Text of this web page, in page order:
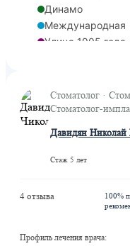
Динамо
Международная
Улица 1905 года
Деловой центр
Шелепиха
Хорошевская
Шелепиха
ЦСКА
Стоматолог ·
Стоматолог-
Давидян Николай
Стаж 5 лет
4 отзыва
100%
Профиль лечения врача: